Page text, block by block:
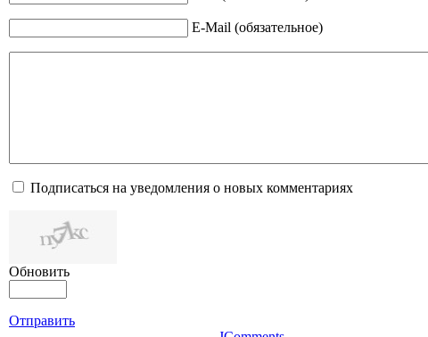
E-Mail (обязательное)
Подписаться на уведомления о новых комментариях
Обновить
Отправить